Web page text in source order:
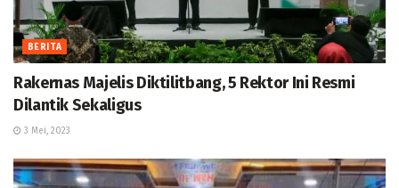
BERITA
Rakernas Majelis Diktilitbang, 5 Rektor Ini Resmi
Dilantik Sekaligus
3 Mei, 2023